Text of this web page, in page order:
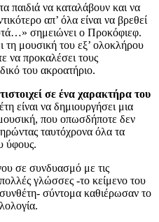
παιδιά να καταλάβουν και να
απ’ όλα είναι να βρεθεί
σημειώνει ο Προκόφιεφ.
τη μουσική του εξ’ ολοκλήρου
να προκαλέσει τους
του ακροατήριο.
σε ένα χαρακτήρα του
είναι να δημιουργήσει μια
που οπωσδήποτε δεν
ταυτόχρονα όλα τα
ύφους.
σε συνδυασμό με τις
γλώσσες -το κείμενο του
σύντομα καθιέρωσαν το